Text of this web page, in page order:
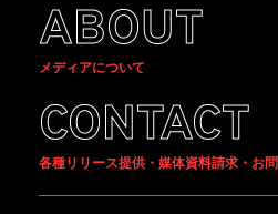
ABOUT
メディアについて
CONTACT
各種リリース提供・媒体資料請求・お